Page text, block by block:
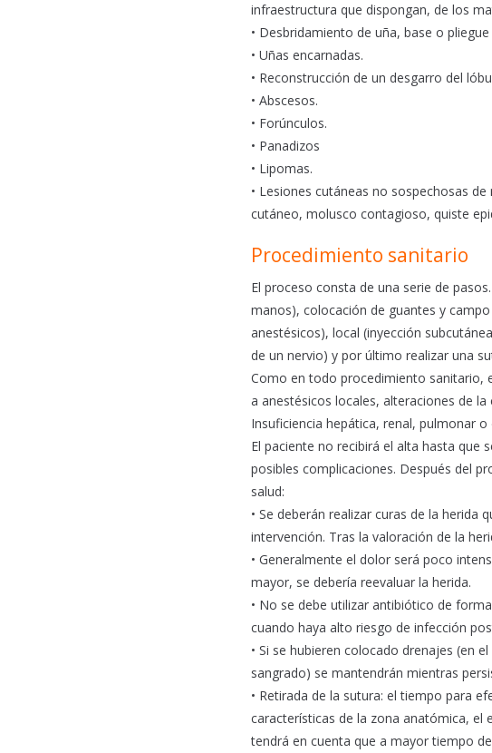
infraestructura que dispongan, de los
• Desbridamiento de uña, base o pliegue
• Uñas encarnadas.
• Reconstrucción de un desgarro del
• Abscesos.
• Forúnculos.
• Panadizos
• Lipomas.
• Lesiones cutáneas no sospechosas
cutáneo, molusco contagioso, quiste
Procedimiento sanitario
El proceso consta de una serie de
manos), colocación de guantes y
anestésicos), local (inyección
de un nervio) y por último realizar una
Como en todo procedimiento sanitario,
a anestésicos locales, alteraciones de
Insuficiencia hepática, renal, pulmonar
El paciente no recibirá el alta hasta que
posibles complicaciones. Después del
salud:
• Se deberán realizar curas de la herida
intervención. Tras la valoración de la
• Generalmente el dolor será poco
mayor, se debería reevaluar la herida.
• No se debe utilizar antibiótico de
cuando haya alto riesgo de infección
• Si se hubieren colocado drenajes (en
sangrado) se mantendrán mientras
• Retirada de la sutura: el tiempo para
características de la zona anatómica, el
tendrá en cuenta que a mayor tiempo